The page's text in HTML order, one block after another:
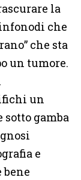
la
che
che sta
un tumore.
un
gamba
e
bene